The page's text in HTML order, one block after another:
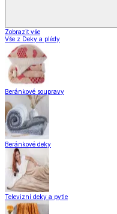
Zobrazit vše
Vše z Deky a plédy
Beránkové soupravy
Beránkové deky
Televizní deky a pytle